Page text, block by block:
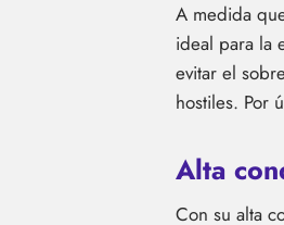
A medida
ideal para la
evitar el
hostiles. Por
Alta
Con su alta